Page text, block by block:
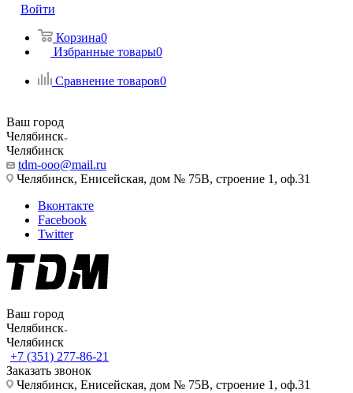
Войти
Корзина0
Избранные товары0
Сравнение товаров0
Ваш город
Челябинск
Челябинск
tdm-ooo@mail.ru
Челябинск, Енисейская, дом № 75В, строение 1, оф.31
Вконтакте
Facebook
Twitter
Ваш город
Челябинск
Челябинск
+7 (351) 277-86-21
Заказать звонок
Челябинск, Енисейская, дом № 75В, строение 1, оф.31